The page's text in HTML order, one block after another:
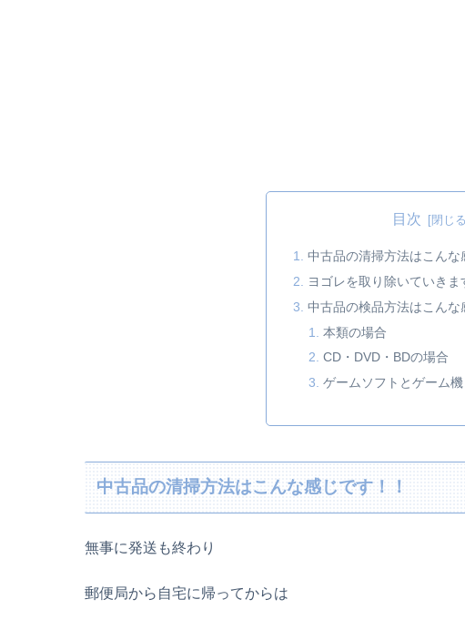
目次
中古品の清掃方法はこんな
ヨゴレを取り除いていき
中古品の検品方法はこんな
本類の場合
CD・DVD・BDの場合
ゲームソフトとゲーム
中古品の清掃方法はこんな感じです！！
無事に発送も終わり
郵便局から自宅に帰ってからは